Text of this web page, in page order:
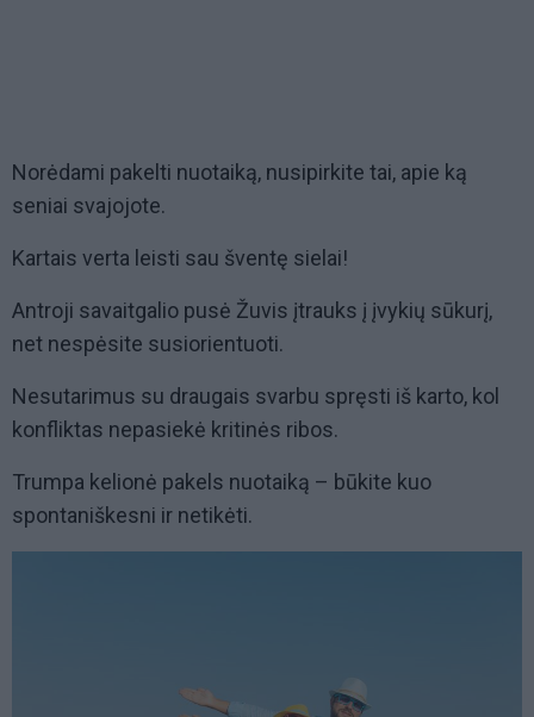
Norėdami pakelti nuotaiką, nusipirkite tai, apie ką
seniai svajojote.
Kartais verta leisti sau šventę sielai!
Antroji savaitgalio pusė Žuvis įtrauks į įvykių sūkurį,
net nespėsite susiorientuoti.
Nesutarimus su draugais svarbu spręsti iš karto, kol
konfliktas nepasiekė kritinės ribos.
Trumpa kelionė pakels nuotaiką – būkite kuo
spontaniškesni ir netikėti.